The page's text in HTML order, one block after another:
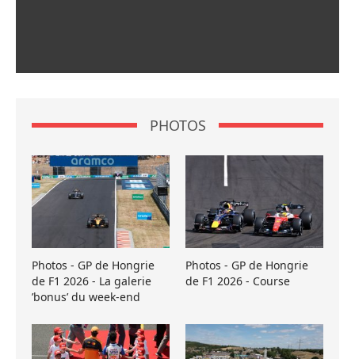
PHOTOS
Photos - GP de Hongrie
de F1 2026 - La galerie
’bonus’ du week-end
Photos - GP de Hongrie
de F1 2026 - Course